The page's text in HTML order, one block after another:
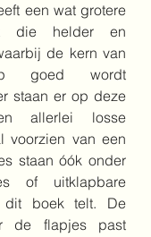
een wat grotere
die helder en
de kern van
goed wordt
staan er op deze
allerlei losse
voorzien van een
staan óók onder
of uitklapbare
dit boek telt. De
de flapjes past